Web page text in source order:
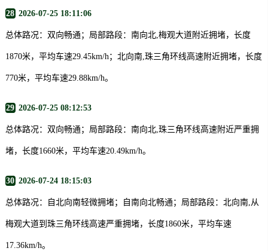
28 2026-07-25 18:11:06
总体路况：双向畅通；局部路段：南向北,梅观大道附近拥堵，长度
1870米，平均车速29.45km/h；北向南,珠三角环线高速附近拥堵，长度
770米，平均车速29.88km/h。
29 2026-07-25 08:12:53
总体路况：双向畅通；局部路段：南向北,珠三角环线高速附近严重拥
堵，长度1660米，平均车速20.49km/h。
30 2026-07-24 18:15:03
总体路况：自北向南轻微拥堵；自南向北畅通；局部路段：北向南,从
梅观大道到珠三角环线高速严重拥堵，长度1860米，平均车速
17.36km/h。